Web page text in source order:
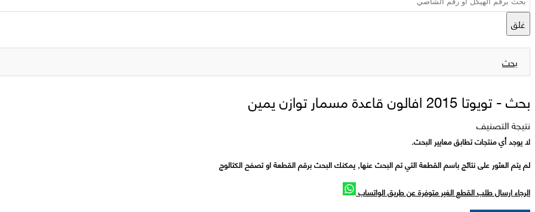
غلق
بحث
بحث -تويوتا 2015 افالون قاعدة مسمار توازن يمين
نتيجة التصنيف
لا يوجد أي منتجات تطابق معايير البحث.
لم يتم العثور على نتائج باسم القطعة التي تم البحث عنها, يمكنك البحث برقم القطعة او تصفح الكتالوج
الرجاء ارسال طلب القطع الغير متوفرة عن طريق الواتساب